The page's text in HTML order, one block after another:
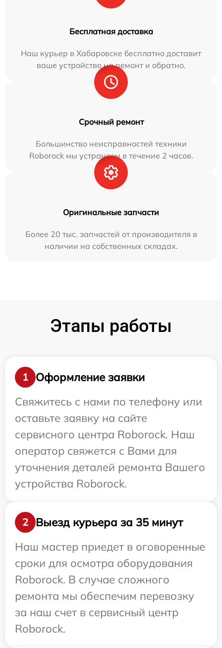
Бесплатная доставка
Наш курьер в Хабаровске бесплатно доставит
ваше устройство на ремонт и обратно.
Срочный ремонт
Большинство неисправностей техники
Roborock мы устраняем в течение 2 часов.
Оригинальные запчасти
Более 20 тыс. запчастей от производителя в
наличии на собственных складах.
Этапы работы
1
Оформление заявки
Свяжитесь с нами по телефону или
оставьте заявку на сайте
сервисного центра Roborock. Наш
оператор свяжется с Вами для
уточнения деталей ремонта Вашего
устройства Roborock.
2
Выезд курьера за 35 минут
Наш мастер приедет в оговоренные
сроки для осмотра оборудования
Roborock. В случае сложного
ремонта мы обеспечим перевозку
за наш счет в сервисный центр
Roborock.